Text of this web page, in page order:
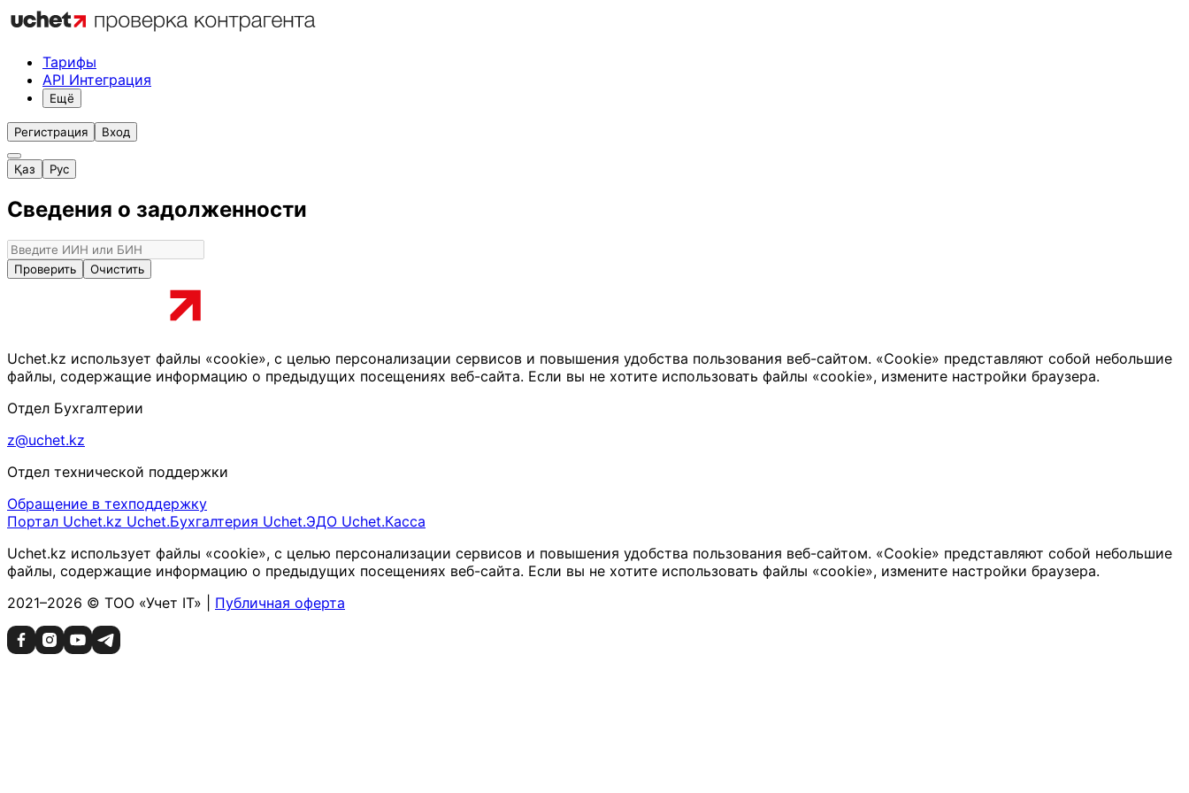
Тарифы
API Интеграция
Ещё
Регистрация Вход
Қаз Рус
Сведения о задолженности
Проверить Очистить
Uchet.kz использует файлы «cookie», с целью персонализации сервисов и повышения удобства пользования веб-сайтом. «Cookie» представляют собой небольшие
файлы, содержащие информацию о предыдущих посещениях веб-сайта. Если вы не хотите использовать файлы «cookie», измените настройки браузера.
Отдел Бухгалтерии
z@uchet.kz
Отдел технической поддержки
Обращение в техподдержку
Портал Uchet.kz Uchet.Бухгалтерия Uchet.ЭДО Uchet.Касса
Uchet.kz использует файлы «cookie», с целью персонализации сервисов и повышения удобства пользования веб-сайтом. «Cookie» представляют собой небольшие
файлы, содержащие информацию о предыдущих посещениях веб-сайта. Если вы не хотите использовать файлы «cookie», измените настройки браузера.
2021–2026 © ТОО «Учет IT» | Публичная оферта